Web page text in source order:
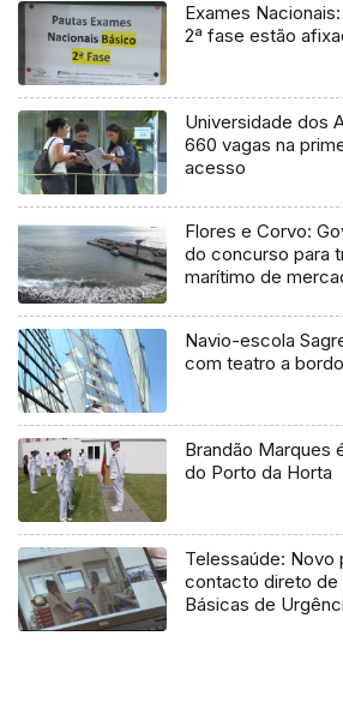
Exames
2ª fase estão
Universidade dos
660 vagas na
acesso
Flores e Corvo:
do concurso para
marítimo de
Navio-escola
com teatro a bordo
Brandão Marques
do Porto da Horta
Telessaúde: Novo
contacto direto de
Básicas de